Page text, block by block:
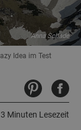
Anna Schade
Idea im Test
3 Minuten Lesezeit